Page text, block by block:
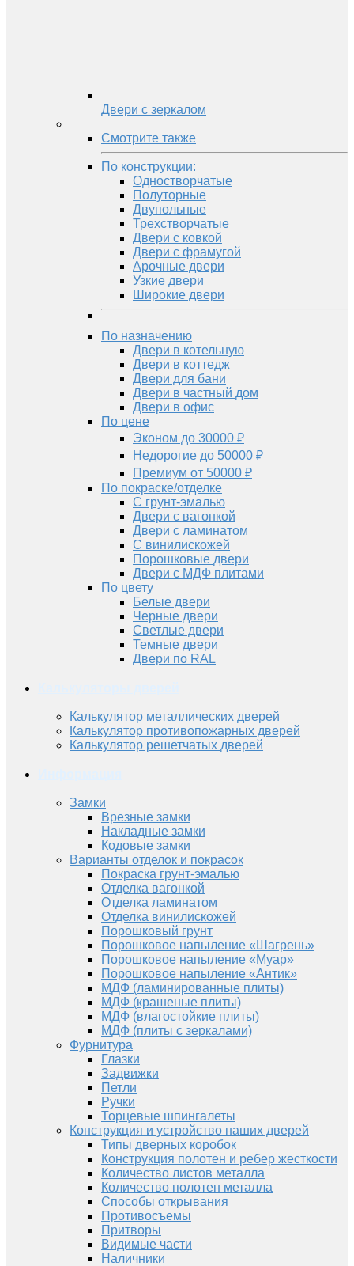
Двери с зеркалом
Смотрите также
По конструкции:
Одностворчатые
Полуторные
Двупольные
Трехстворчатые
Двери с ковкой
Двери с фрамугой
Арочные двери
Узкие двери
Широкие двери
По назначению
Двери в котельную
Двери в коттедж
Двери для бани
Двери в частный дом
Двери в офис
По цене
Эконом до 30000 ₽
Недорогие до 50000 ₽
Премиум от 50000 ₽
По покраске/отделке
С грунт-эмалью
Двери с вагонкой
Двери с ламинатом
С винилискожей
Порошковые двери
Двери с МДФ плитами
По цвету
Белые двери
Черные двери
Светлые двери
Темные двери
Двери по RAL
Калькулятор металлических дверей
Калькулятор противопожарных дверей
Калькулятор решетчатых дверей
Замки
Врезные замки
Накладные замки
Кодовые замки
Варианты отделок и покрасок
Покраска грунт-эмалью
Отделка вагонкой
Отделка ламинатом
Отделка винилискожей
Порошковый грунт
Порошковое напыление «Шагрень»
Порошковое напыление «Муар»
Порошковое напыление «Антик»
МДФ (ламинированные плиты)
МДФ (крашеные плиты)
МДФ (влагостойкие плиты)
МДФ (плиты с зеркалами)
Фурнитура
Глазки
Задвижки
Петли
Ручки
Торцевые шпингалеты
Конструкция и устройство наших дверей
Типы дверных коробок
Конструкция полотен и ребер жесткости
Количество листов металла
Количество полотен металла
Способы открывания
Противосъемы
Притворы
Видимые части
Наличники